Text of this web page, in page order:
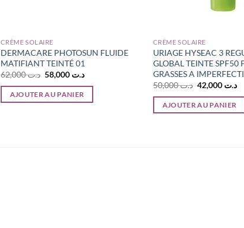
CRÈME SOLAIRE
DERMACARE PHOTOSUN FLUIDE
MATIFIANT TEINTÉ 01
د.ت62,000
Le
prix
initial
était :
د.تLe
actuel
AJOUTER AU PANIER
CRÈME SOLAIRE
URIAGE HYSEAC 3
GLOBAL TEINTE SPF50
GRASSES A
د.ت50,000
Le
prix
initial
était :
د.تLe
AJOUTER AU PANIER